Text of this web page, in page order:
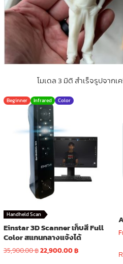
โมเดล 3 มิติ สำเร็จรูปจากเ
Beginner Infrared Color
Handheld Scan
Einstar 3D Scanner เก็บสี Full
Color สแกนกลางแจ้งได้
35,900.00฿Original
22,900.00฿Current